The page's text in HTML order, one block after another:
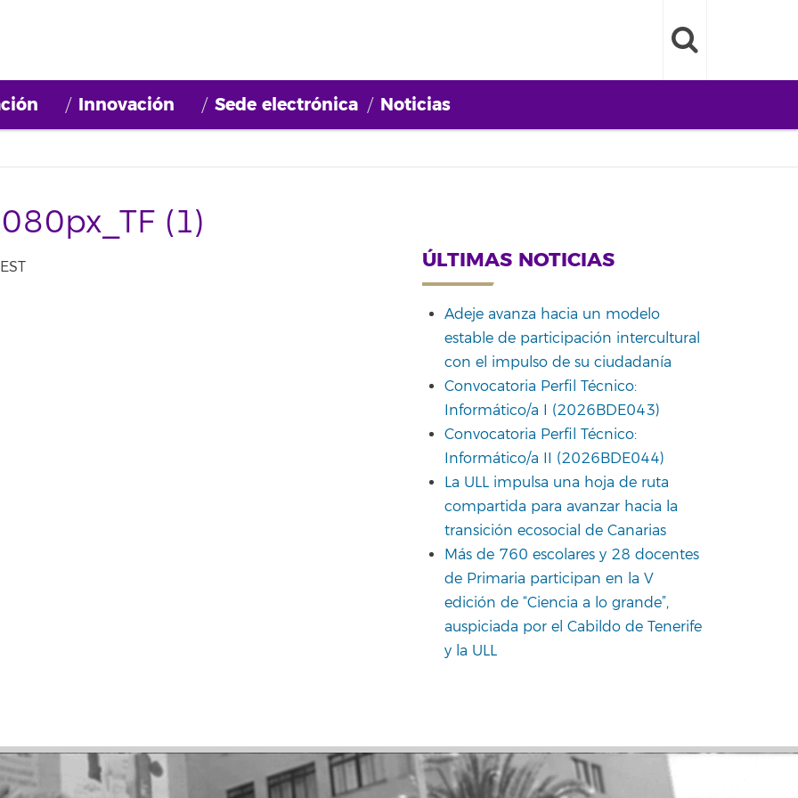
Innovación Sede electrónica Noticias
(1)
ÚLTIMAS NOTICIAS
Adeje avanza hacia un modelo
estable de participación intercultural
con el impulso de su ciudadanía
Convocatoria Perfil Técnico:
Informático/a I (2026BDE043)
Convocatoria Perfil Técnico:
Informático/a II (2026BDE044)
La ULL impulsa una hoja de ruta
compartida para avanzar hacia la
transición ecosocial de Canarias
Más de 760 escolares y 28 docentes
de Primaria participan en la V
edición de “Ciencia a lo grande”,
auspiciada por el Cabildo de Tenerife
y la ULL